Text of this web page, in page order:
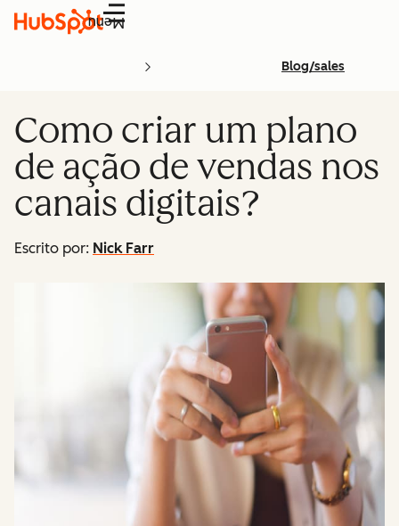
Menu
Blog/sales
Como criar um plano
de ação de vendas nos
canais digitais?
Escrito por: Nick Farr